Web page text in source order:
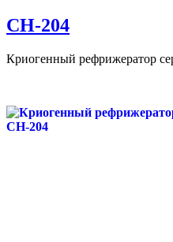
CH-204
Криогенный рефрижератор